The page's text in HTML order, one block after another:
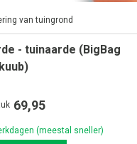
van tuingrond
- tuinaarde (BigBag
69,95
(meestal sneller)